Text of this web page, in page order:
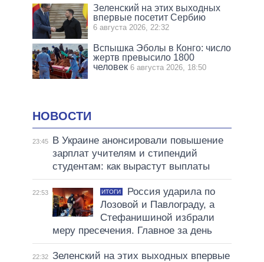
Зеленский на этих выходных
впервые посетит Сербию
6 августа 2026, 22:32
Вспышка Эболы в Конго: число
жертв превысило 1800
человек 6 августа 2026, 18:50
НОВОСТИ
23:45
В Украине анонсировали повышение
зарплат учителям и стипендий
студентам: как вырастут выплаты
22:53 ИТОГИ
Россия ударила по
Лозовой и Павлограду, а
Стефанишиной избрали
меру пресечения. Главное за день
22:32 Зеленский на этих выходных впервые